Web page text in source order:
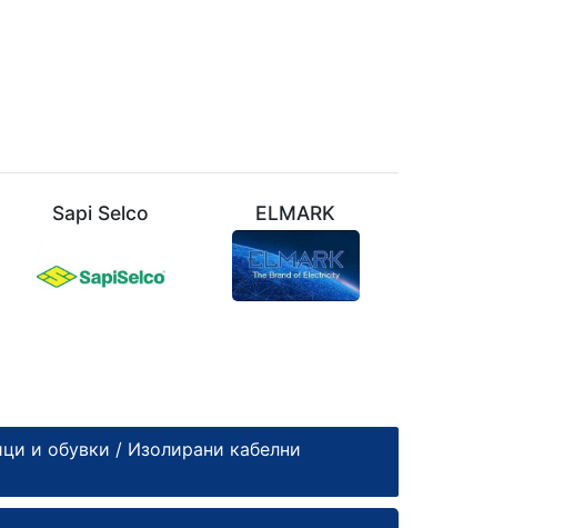
Sapi Selco ELMARK
и обувки / Изолирани кабелни